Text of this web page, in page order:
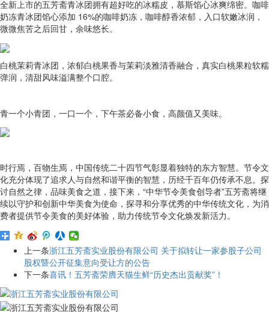
全新上市的五芳斋青冰团拥有超好吃的冰糯皮，慕斯馅心冰爽绵密。咖啡
奶冻青冰团馅心添加 16%的咖啡奶冻，咖啡醇香浓郁，入口软嫩冰润，
微微焦苦之后回甘，余味悠长。
白桃茉莉青冰团，浓郁白桃果香与茉莉淡雅清香融合，真实白桃果粒软糯
弹润，清甜风味溢满整个口腔。
青一个小青团，一口一个，下午茶必备小食，高颜值又美味。
时行焉，百物生焉，中国传统二十四节气彰显着独特的东方智慧。节令文
化充分体现了追求人与自然和谐平衡的智慧，历经千百年仍传承不息。探
讨自然之律，品味美食之道，接下来，“中华节令美食创导者”五芳斋将继
续以守护和创新中华美食为使命，探寻和分享优秀的中华传统文化，为消
费者提供节令美食的美好体验，助力传统节令文化焕发新活力。
上一条浙江五芳斋实业股份有限公司 关于拟转让一家参股子公司
股权暨公开征集意向受让方的公告
下一条喜讯！五芳斋荣膺天猫生鲜“历史杰出贡献奖”！